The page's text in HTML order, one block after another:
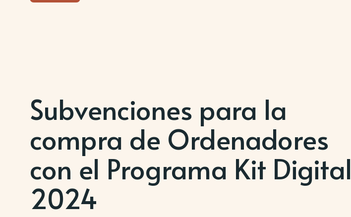
Subvenciones para la
compra de Ordenadores
con el Programa Kit Digital
2024